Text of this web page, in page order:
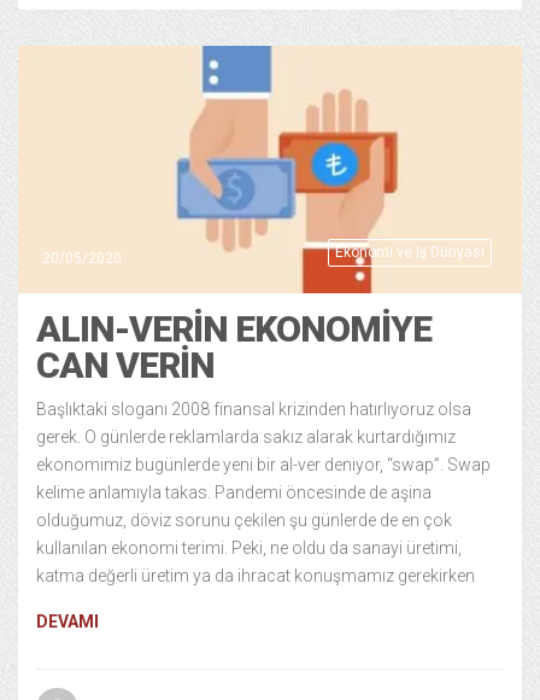
Ekonomi ve Iş Dünyası
20/05/2020
ALIN-VERIN EKONOMIYE
CAN VERIN
Başlıktaki sloganı 2008 finansal krizinden hatırlıyoruz olsa
gerek. O günlerde reklamlarda sakız alarak kurtardığımız
ekonomimiz bugünlerde yeni bir al-ver deniyor, “swap”. Swap
kelime anlamıyla takas. Pandemi öncesinde de aşina
olduğumuz, döviz sorunu çekilen şu günlerde de en çok
kullanılan ekonomi terimi. Peki, ne oldu da sanayi üretimi,
katma değerli üretim ya da ihracat konuşmamız gerekirken
DEVAMI